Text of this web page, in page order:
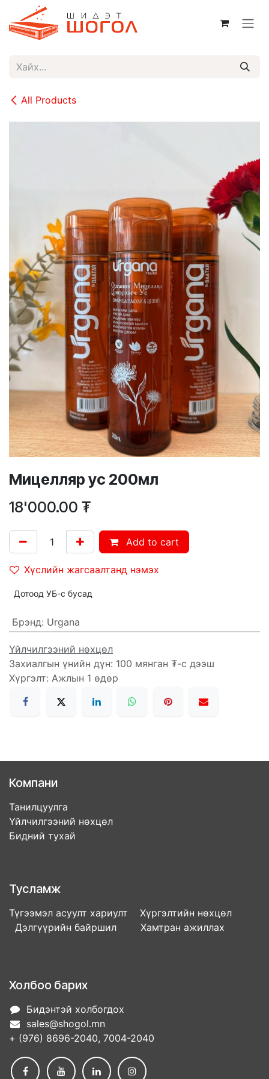
Skip to Content
All Products
Мицелляр ус 200мл
18'000.00 ₮
Add to cart
Хүслийн жагсаалтанд нэмэх
Дотоод УБ-с бусад
Брэнд: Urgana
Үйлчилгээний нөхцөл
Захиалгын үнийн дүн: 100 мянган ₮-с дээш
Хүргэлт: Ажлын 1 өдөр
Компани
Танилцуулга
Үйлчилгээний нөхцөл
Бидний тухай
Тусламж
Түгээмэл асуулт хариулт Хүргэлтийн нөхцөл
Дэлгүүрийн байршил Хамтран ажиллах
Холбоо барих
Бидэнтэй холбогдох
sales@shogol.mn
+ (976) 8696-2040, 7004-2040